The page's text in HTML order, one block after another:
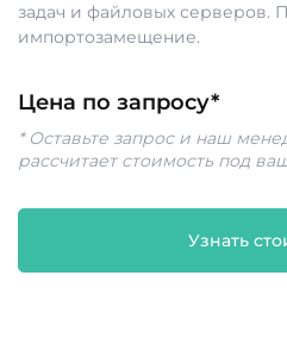
задач и файловых серверов.
импортозамещение.
Цена по запросу*
* Оставьте запрос и наш
рассчитает стоимость под
Узнать